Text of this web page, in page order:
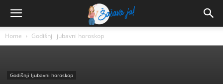
Home Godišnji ljubavni horoskop
Godišnji ljubavni horoskop